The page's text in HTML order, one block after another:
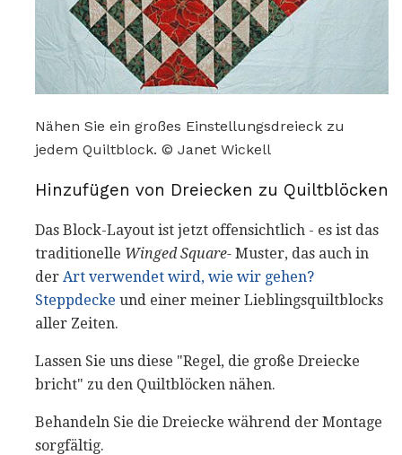
Nähen Sie ein großes Einstellungsdreieck zu
jedem Quiltblock. © Janet Wickell
Hinzufügen von Dreiecken zu Quiltblöcken
Das Block-Layout ist jetzt offensichtlich - es ist das
traditionelle Winged Square- Muster, das auch in
der Art verwendet wird, wie wir gehen?
Steppdecke und einer meiner Lieblingsquiltblocks
aller Zeiten.
Lassen Sie uns diese "Regel, die große Dreiecke
bricht" zu den Quiltblöcken nähen.
Behandeln Sie die Dreiecke während der Montage
sorgfältig.